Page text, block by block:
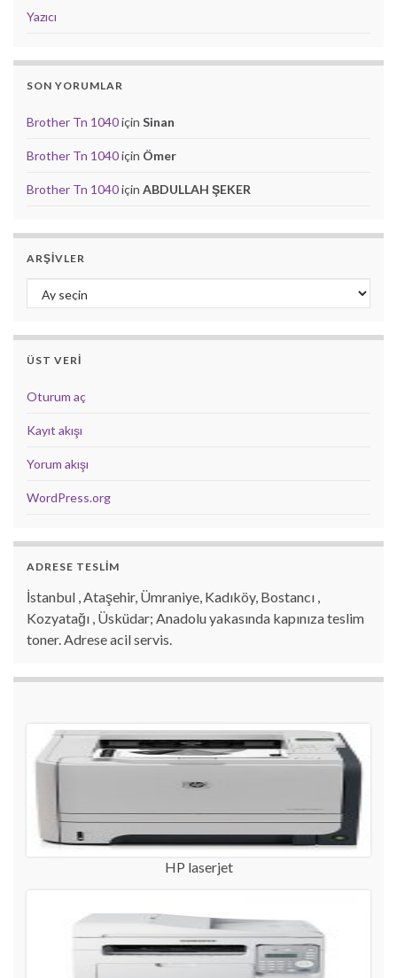
Yazıcı
SON YORUMLAR
Brother Tn 1040için Sinan
Brother Tn 1040için Ömer
Brother Tn 1040için ABDULLAH ŞEKER
ARŞIVLER
Arşivler
ÜST VERI
Oturum aç
Kayıt akışı
Yorum akışı
WordPress.org
ADRESE TESLİM
İstanbul , Ataşehir, Ümraniye, Kadıköy, Bostancı ,
Kozyatağı , Üsküdar; Anadolu yakasında kapınıza teslim
toner. Adrese acil servis.
HP laserjet